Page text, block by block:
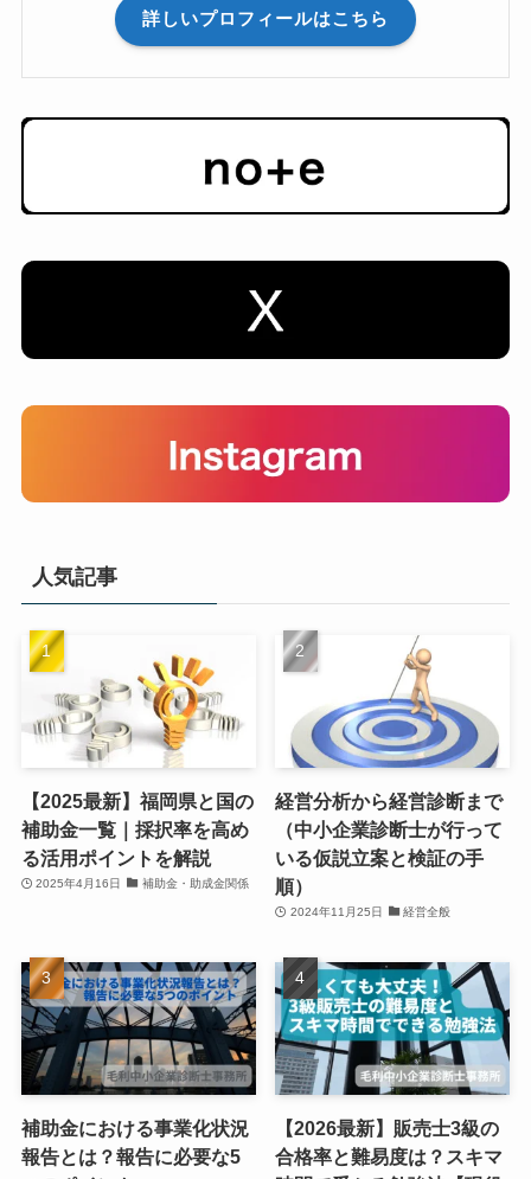
詳しいプロフィールはこちら
人気記事
【2025最新】福岡県と国の
補助金一覧｜採択率を高め
る活用ポイントを解説
2025年4月16日 補助金・助成金関係
経営分析から経営診断まで
（中小企業診断士が行って
いる仮説立案と検証の手
順）
2024年11月25日 経営全般
補助金における事業化状況
報告とは？報告に必要な5
【2026最新】販売士3級の
合格率と難易度は？スキマ